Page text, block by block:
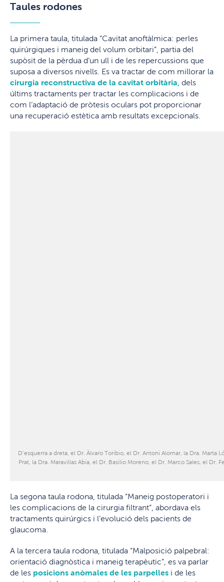
Taules rodones
La primera taula, titulada “Cavitat anoftàlmica: perles
quirúrgiques i maneig del volum orbitari”, partia del
supòsit de la pèrdua d’un ull i de les repercussions que
suposa a diversos nivells. Es va tractar de com millorar la
cirurgia reconstructiva de la cavitat orbitària , dels
últims tractaments per tractar les complicacions i de
com l’adaptació de pròtesis oculars pot proporcionar
una recuperació estètica amb resultats excepcionals.
D’esquerra a dreta, el Dr. Àlvaro Toribio, el Dr. Antoni Alomar, la Dra. Marta
Prat, la Dra. Maravillas Abia, el Dr. Basilio Moreno, el Dr. Marco Sales, el Dr.
La segona taula rodona, titulada “Maneig postoperatori i
les complicacions de la cirurgia filtrant”, abordava els
tractaments quirúrgics i l’evolució dels pacients de
glaucoma.
A la tercera taula rodona, titulada “Malposició palpebral:
orientació diagnòstica i maneig terapèutic”, es va parlar
de les posicions anòmales de les parpelles i de les